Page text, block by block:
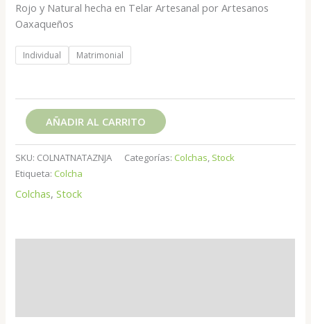
Rojo y Natural hecha en Telar Artesanal por Artesanos
Oaxaqueños
Individual Matrimonial
AÑADIR AL CARRITO
SKU: COLNATNATAZNJA Categorías: Colchas Stock
Etiqueta: Colcha
Colchas,Stock